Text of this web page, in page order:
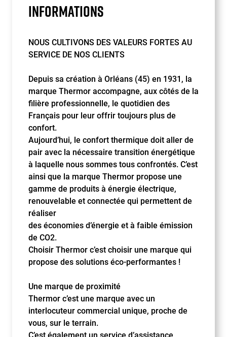
INFORMATIONS
NOUS CULTIVONS DES VALEURS FORTES AU
SERVICE DE NOS CLIENTS
Depuis sa création à Orléans (45) en 1931, la
marque Thermor accompagne, aux côtés de la
filière professionnelle, le quotidien des
Français pour leur offrir toujours plus de
confort.
Aujourd’hui, le confort thermique doit aller de
pair avec la nécessaire transition énergétique
à laquelle nous sommes tous confrontés. C’est
ainsi que la marque Thermor propose une
gamme de produits à énergie électrique,
renouvelable et connectée qui permettent de
réaliser
des économies d’énergie et à faible émission
de CO2.
Choisir Thermor c’est choisir une marque qui
propose des solutions éco-performantes !
Une marque de proximité
Thermor c’est une marque avec un
interlocuteur commercial unique, proche de
vous, sur le terrain.